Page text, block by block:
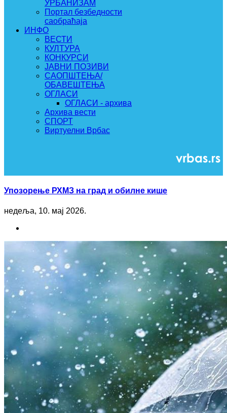
УРБАНИЗАМ
Портал безбедности
саобраћаја
ИНФО
ВЕСТИ
КУЛТУРА
КОНКУРСИ
ЈАВНИ ПОЗИВИ
САОПШТЕЊА/
ОБАВЕШТЕЊА
ОГЛАСИ
ОГЛАСИ - архива
Архива вести
СПОРТ
Виртуелни Врбас
Упозорење РХМЗ на град и обилне кише
недеља, 10. мај 2026.